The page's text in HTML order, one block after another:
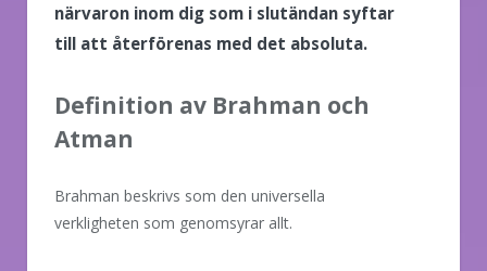
närvaron inom dig som i slutändan syftar
till att återförenas med det absoluta.
Definition av Brahman och
Atman
Brahman beskrivs som den universella
verkligheten som genomsyrar allt.